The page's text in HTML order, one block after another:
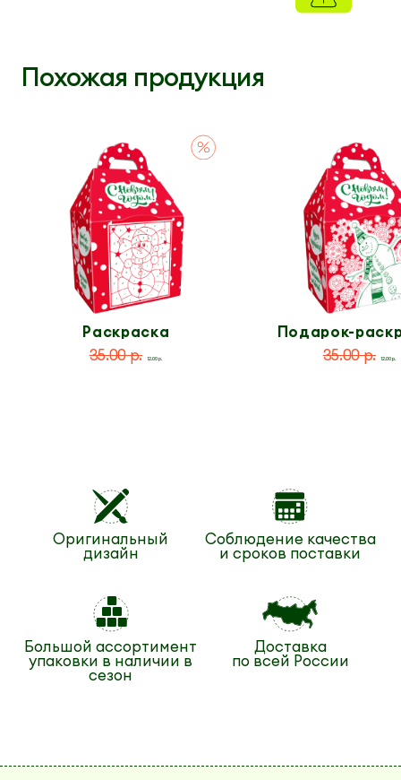
Похожая продукция
Раскраска
по номерам
35.00 р. 12.00 р.
Подарок-
35.00 р.
12.00 р.
Оригинальный
дизайн
Соблюдение качества
и сроков поставки
Большой ассортимент
упаковки в наличии в
сезон
Доставка
по всей России